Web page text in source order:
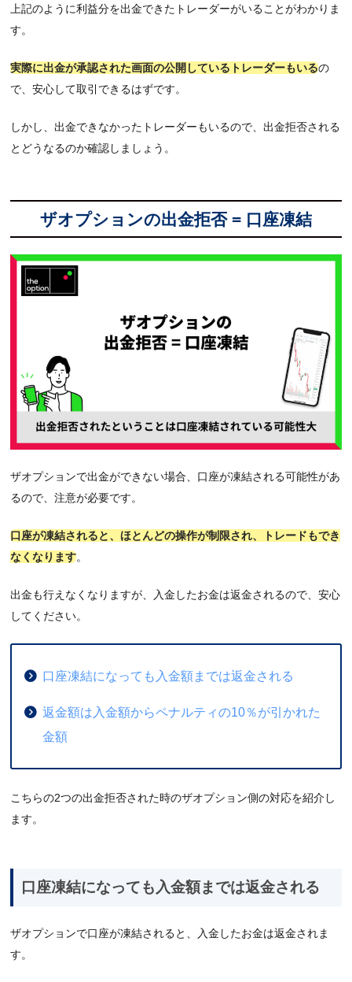
上記のように利益分を出金できたトレーダーがいることがわかりま
す。
実際に出金が承認された画面の公開しているトレーダーもいるの
で、安心して取引できるはずです。
しかし、出金できなかったトレーダーもいるので、出金拒否される
とどうなるのか確認しましょう。
ザオプションの出金拒否 = 口座凍結
ザオプションで出金ができない場合、口座が凍結される可能性があ
るので、注意が必要です。
口座が凍結されると、ほとんどの操作が制限され、トレードもでき
なくなります。
出金も行えなくなりますが、入金したお金は返金されるので、安心
してください。
口座凍結になっても入金額までは返金される
返金額は入金額からペナルティの10％が引かれた
金額
こちらの2つの出金拒否された時のザオプション側の対応を紹介し
ます。
口座凍結になっても入金額までは返金される
ザオプションで口座が凍結されると、入金したお金は返金されま
す。